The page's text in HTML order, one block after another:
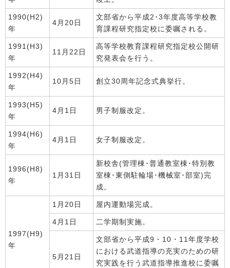
1990(H2)
年
4月20日
文部省から平成2･3年度高等学校教
育課程研究指定校に委嘱される。
1991(H3)
年
11月22日
高等学校教育課程研究指定校公開研
究発表会を行う。
1992(H4)
年
10月5日 創立30周年記念式典挙行。
1993(H5)
年
4月1日 男子制服改定。
1994(H6)
年
4月1日 女子制服改定。
1996(H8)
年
1月31日
新校舎(管理棟･普通教室棟･特別教
室棟･東側駐輪場･機械室･部室)完
成。
1997(H9)
年
1月20日 屋内運動場完成。
4月1日 二学期制実施。
5月21日
文部省から平成9・10・11年度学校
における武道指導の充実のための研
究実践を行う武道指導推進校に委嘱